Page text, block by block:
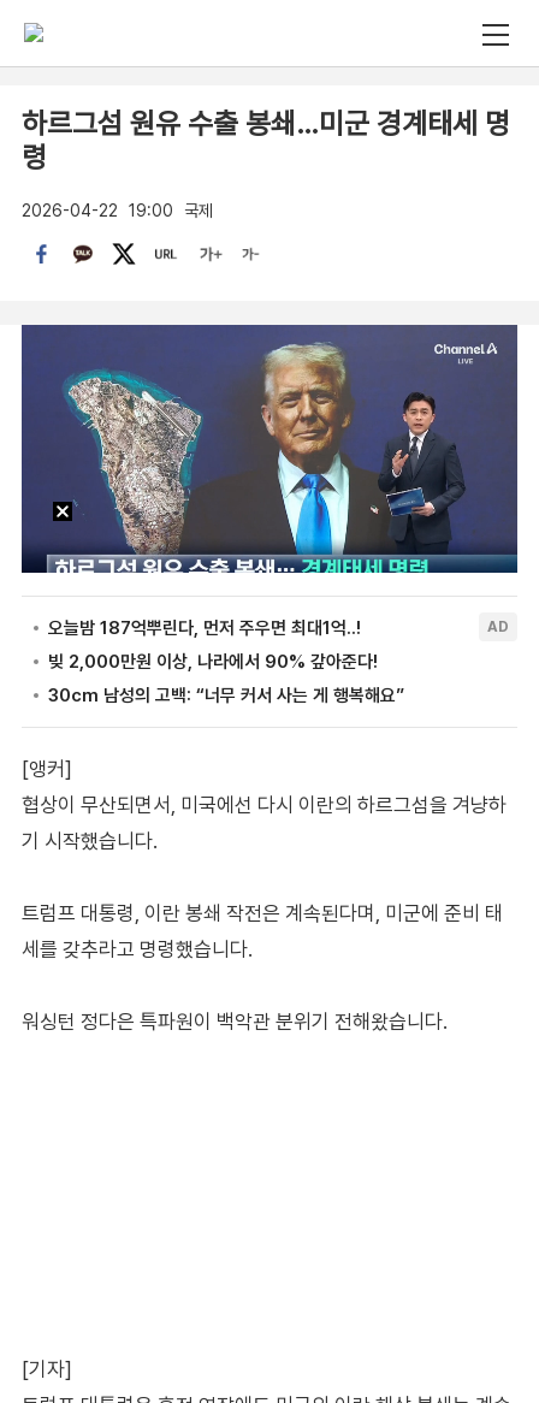
하르그섬 원유 수출 봉쇄…미군 경계태세 명
령
2026-04-22 19:00 국제
[앵커]
협상이 무산되면서, 미국에선 다시 이란의 하르그섬을 겨냥하
기 시작했습니다.
트럼프 대통령, 이란 봉쇄 작전은 계속된다며, 미군에 준비 태
세를 갖추라고 명령했습니다.
워싱턴 정다은 특파원이 백악관 분위기 전해왔습니다.
[기자]